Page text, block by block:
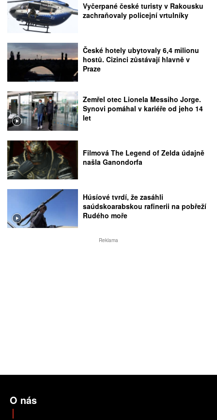
Vyčerpané české turisty v Rakousku
zachraňovaly policejní vrtulníky
České hotely ubytovaly 6,4 milionu
hostů. Cizinci zůstávají hlavně v
Praze
Zemřel otec Lionela Messiho Jorge.
Synovi pomáhal v kariéře od jeho 14
let
Filmová The Legend of Zelda údajně
našla Ganondorfa
Húsíové tvrdí, že zasáhli
saúdskoarabskou rafinerii na pobřeží
Rudého moře
Reklama
O nás